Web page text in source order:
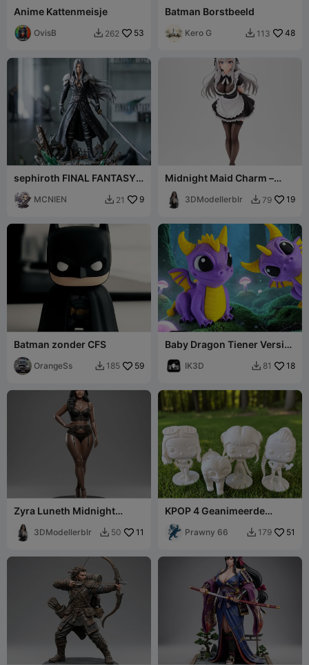
Anime Kattenmeisje
OvisB  262 53
Batman Borstbeeld
Kero G  113 48
sephiroth FINAL FANTASY
MCNIEN  21 9
Midnight Maid Charm –
Ecchi Classic Collection
3DModellerblr  79 19
Batman zonder CFS
OrangeSs  185 59
Baby Dragon Tiener Versie /
IK3D  81 18
Zyra Luneth Midnight
Elegance – 3D Figurine
3DModellerblr  50 11
KPOP 4 Geanimeerde
Figuren
Prawny 66  179 51